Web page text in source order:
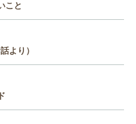
こと
より）